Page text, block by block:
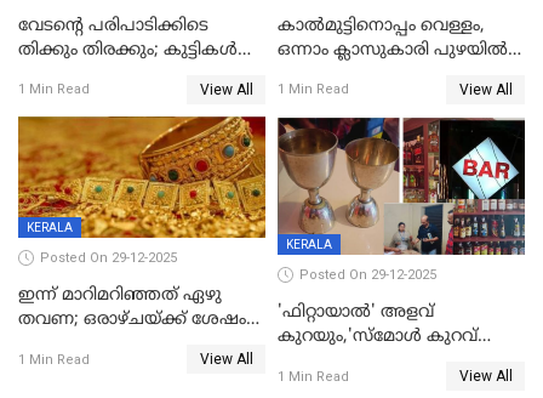
വേടന്റെ പരിപാടിക്കിടെ
തിക്കും തിരക്കും; കുട്ടികള്‍
പരിക്ക്; പാളം മറികടന്ന
യുവാവ് ട്രെയിന്‍ തട്ടി മരിച്ചു
1 Min Read View All
കാൽമുട്ടിനൊപ്പം വെള്ളം,
ഒന്നാം ക്ലാസുകാരി പുഴയിൽ
കുട്ടികൾക്കൊപ്പം
കളിക്കുന്നതിനിടെ
1 Min Read View All
KERALA
Posted On 29-12-2025
ഇന്ന് മാറിമറിഞ്ഞത് ഏഴു
തവണ; ഒരാഴ്ചയ്ക്ക് ശേഷം
1 Min Read View All
KERALA
Posted On 29-12-2025
'ഫിറ്റായാൽ' അളവ്
കുറയും,'സ്‌മോൾ കുറവ്
പിഴ
1 Min Read View All